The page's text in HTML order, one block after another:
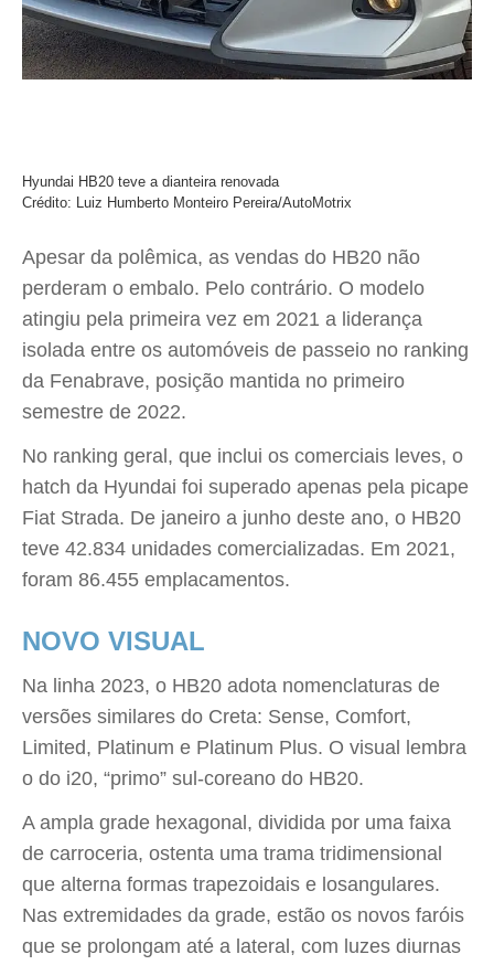
Hyundai HB20 teve a dianteira renovada
Crédito: Luiz Humberto Monteiro Pereira/AutoMotrix
Apesar da polêmica, as vendas do HB20 não
perderam o embalo. Pelo contrário. O modelo
atingiu pela primeira vez em 2021 a liderança
isolada entre os automóveis de passeio no ranking
da Fenabrave, posição mantida no primeiro
semestre de 2022.
No ranking geral, que inclui os comerciais leves, o
hatch da Hyundai foi superado apenas pela picape
Fiat Strada. De janeiro a junho deste ano, o HB20
teve 42.834 unidades comercializadas. Em 2021,
foram 86.455 emplacamentos.
NOVO VISUAL
Na linha 2023, o HB20 adota nomenclaturas de
versões similares do Creta: Sense, Comfort,
Limited, Platinum e Platinum Plus. O visual lembra
o do i20, “primo” sul-coreano do HB20.
A ampla grade hexagonal, dividida por uma faixa
de carroceria, ostenta uma trama tridimensional
que alterna formas trapezoidais e losangulares.
Nas extremidades da grade, estão os novos faróis
que se prolongam até a lateral, com luzes diurnas